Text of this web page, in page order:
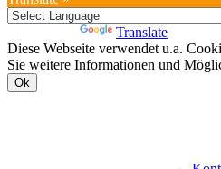
Translate
Diese Webseite verwendet u.a.
Sie weitere Informationen und
Ok